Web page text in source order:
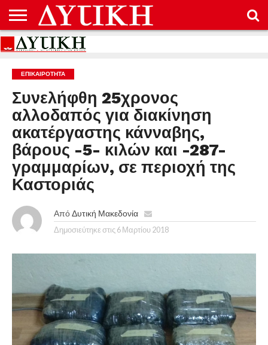
ΑΡΧΙΚΉ
ΕΠΙΚΟΙΝΩΝΊΑ
ΌΡΟΙ
ΠΡΟΣΤΑΣΊΑ
ΔΕΔΟΜΈΝΩΝ
ΕΠΙΚΑΙΡΟΤΗΤΑ
Συνελήφθη 25χρονος
αλλοδαπός για διακίνηση
ακατέργαστης κάνναβης,
βάρους -5- κιλών και -287-
γραμμαρίων, σε περιοχή της
Καστοριάς
Από Δυτική Μακεδονία
Δημοσιεύτηκε στις 6 Μαρτίου 2018